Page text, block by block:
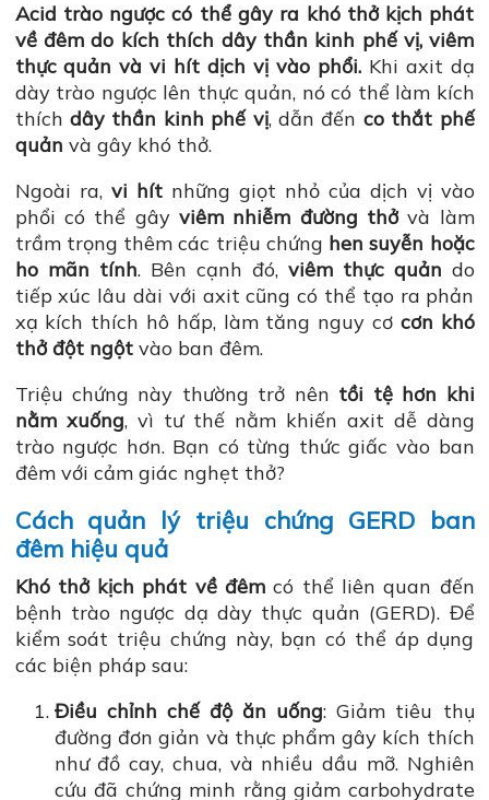
Acid trào ngược có thể gây ra khó thở kịch phát
về đêm do kích thích dây thần kinh phế vị, viêm
thực quản và vi hít dịch vị vào phổi.Khi axit dạ
dày trào ngược lên thực quản, nó có thể làm kích
thích dây thần kinh phế vị, dẫn đến co thắt phế
quản và gây khó thở.
Ngoài ra, vi hítnhững giọt nhỏ của dịch vị vào
phổi có thể gây viêm nhiễm đường thởvà làm
trầm trọng thêm các triệu chứng hen suyễn hoặc
ho mãn tính. Bên cạnh đó, viêm thực quản do
tiếp xúc lâu dài với axit cũng có thể tạo ra phản
xạ kích thích hô hấp, làm tăng nguy cơ cơn khó
thở đột ngộtvào ban đêm.
Triệu chứng này thường trở nên tồi tệ hơn khi
nằm xuống, vì tư thế nằm khiến axit dễ dàng
trào ngược hơn. Bạn có từng thức giấc vào ban
đêm với cảm giác nghẹt thở?
Cách quản lý triệu chứng GERD ban
đêm hiệu quả
Khó thở kịch phát về đêm có thể liên quan đến
bệnh trào ngược dạ dày thực quản (GERD). Để
kiểm soát triệu chứng này, bạn có thể áp dụng
các biện pháp sau:
Điều chỉnh chế độ ăn uống: Giảm tiêu thụ
đường đơn giản và thực phẩm gây kích thích
như đồ cay, chua, và nhiều dầu mỡ. Nghiên
cứu đã chứng minh rằng giảm carbohydrate